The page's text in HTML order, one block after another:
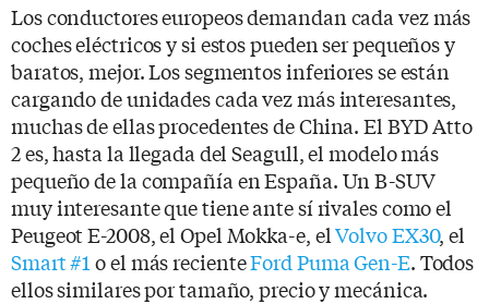
Los conductores europeos demandan cada vez más
coches eléctricos y si estos pueden ser pequeños y
baratos, mejor. Los segmentos inferiores se están
cargando de unidades cada vez más interesantes,
muchas de ellas procedentes de China. El BYD Atto
2 es, hasta la llegada del Seagull, el modelo más
pequeño de la compañía en España. Un B-SUV
muy interesante que tiene ante sí rivales como el
Peugeot E-2008, el Opel Mokka-e, elVolvo EX30, el
Smart #1 o el más recienteFord Puma Gen-E. Todos
ellos similares por tamaño, precio y mecánica.